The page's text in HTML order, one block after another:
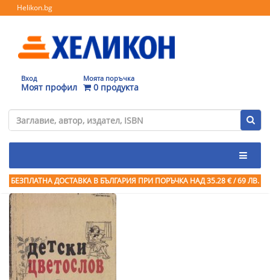
Helikon.bg
Вход
Моят профил
Моята поръчка
0 продукта
БЕЗПЛАТНА ДОСТАВКА В БЪЛГАРИЯ ПРИ ПОРЪЧКА НАД 35.28 € / 69 ЛВ.